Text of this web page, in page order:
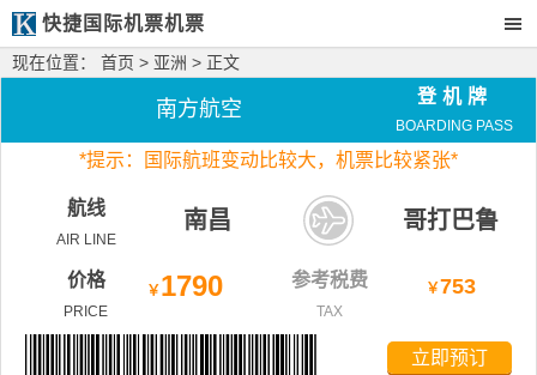
快捷国际机票机票
现在位置： 首页 > 亚洲 > 正文
南方航空
登机牌
BOARDING PASS
*提示：国际航班变动比较大， 机票比较紧张*
航线
AIR LINE
南昌 哥打巴鲁
价格
PRICE
￥ 1790 参考税费
TAX
￥753
立即预订